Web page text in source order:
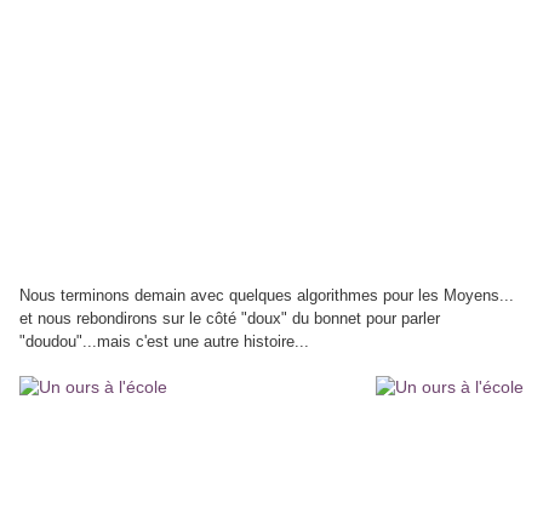
Nous terminons demain avec quelques algorithmes pour les Moyens...
et nous rebondirons sur le côté "doux" du bonnet pour parler
"doudou"...mais c'est une autre histoire...